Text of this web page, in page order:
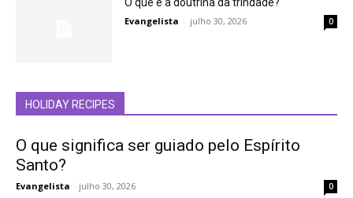
O que é a doutrina da trindade?
Evangelista - julho 30, 2026 0
HOLIDAY RECIPES
O que significa ser guiado pelo Espírito
Santo?
Evangelista - julho 30, 2026 0